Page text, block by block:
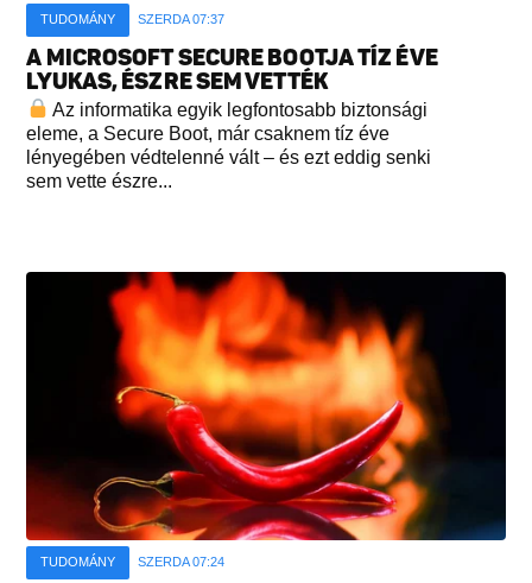
TUDOMÁNY SZERDA 07:37
A MICROSOFT SECURE BOOTJA TÍZ ÉVE
LYUKAS, ÉSZRE SEM VETTÉK
Az informatika egyik legfontosabb biztonsági
eleme, a Secure Boot, már csaknem tíz éve
lényegében védtelenné vált – és ezt eddig senki
sem vette észre...
TUDOMÁNY SZERDA 07:24